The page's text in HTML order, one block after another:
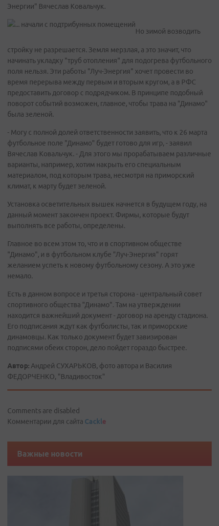
Энергии" Вячеслав Ковальчук.
Но зимой возводить
стройку не разрешается. Земля мерзлая, а это значит, что
начинать укладку "труб отопления" для подогрева футбольного
поля нельзя. Эти работы "Луч-Энергия" хочет провести во
время перерыва между первым и вторым кругом, а в РФС
предоставить договор с подрядчиком. В принципе подобный
поворот событий возможен, главное, чтобы трава на "Динамо"
была зеленой.
- Могу с полной долей ответственности заявить, что к 26 марта
футбольное поле "Динамо" будет готово для игр, - заявил
Вячеслав Ковальчук. - Для этого мы прорабатываем различные
варианты, например, хотим накрыть его специальным
материалом, под которым трава, несмотря на приморский
климат, к марту будет зеленой.
Установка осветительных вышек начнется в будущем году, на
данный момент закончен проект. Фирмы, которые будут
выполнять все работы, определены.
Главное во всем этом то, что и в спортивном обществе
"Динамо", и в футбольном клубе "Луч-Энергия" горят
желанием успеть к новому футбольному сезону. А это уже
немало.
Есть в данном вопросе и третья сторона - центральный совет
спортивного общества "Динамо". Там на утверждении
находится важнейший документ - договор на аренду стадиона.
Его подписания ждут как футболисты, так и приморские
динамовцы. Как только документ будет завизирован
подписями обеих сторон, дело пойдет гораздо быстрее.
Автор: Андрей СУХАРЬКОВ, фото автора и Василия
ФЕДОРЧЕНКО, "Владивосток"
Comments are disabled
Комментарии для сайта Cackle
Важные новости